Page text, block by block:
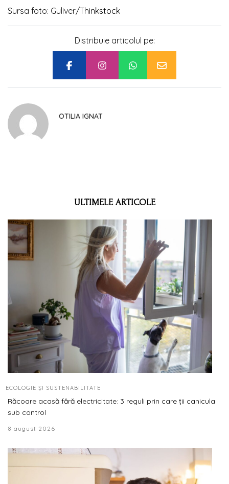
Sursa foto: Guliver/Thinkstock
Distribuie articolul pe:
OTILIA IGNAT
ULTIMELE ARTICOLE
ECOLOGIE ȘI SUSTENABILITATE
Răcoare acasă fără electricitate: 3 reguli prin care ții canicula
sub control
8 august 2026